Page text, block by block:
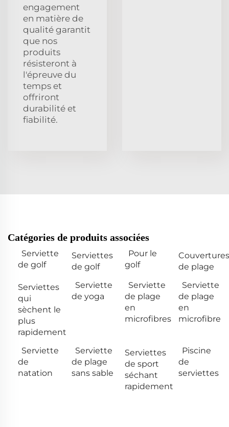
engagement
en matière de
qualité garantit
que nos
produits
résisteront à
l'épreuve du
temps et
offriront
durabilité et
fiabilité.
Catégories de produits associées
Serviette
de golf
Serviettes
de golf
Pour le
golf
Couvertures
de plage
Serviettes
qui
sèchent le
plus
rapidement
Serviette
de yoga
Serviette
de plage
en
microfibres
Serviette
de plage
en
microfibre
Serviette
de
natation
Serviette
de plage
sans sable
Serviettes
de sport
séchant
rapidement
Piscine
de
serviettes